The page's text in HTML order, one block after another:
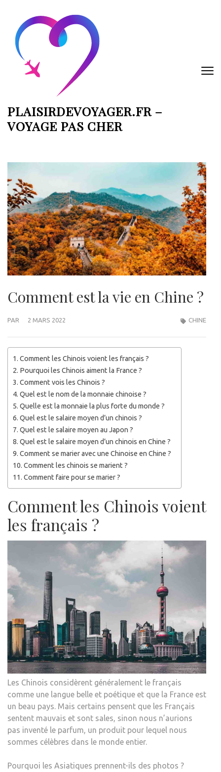
contenu
(Pressez
Entrée)
PLAISIRDEVOYAGER.FR –
VOYAGE PAS CHER
Comment est la vie en Chine ?
PAR 2 MARS 2022 CHINE
Comment les Chinois voient les français ?
Pourquoi les Chinois aiment la France ?
Comment vois les Chinois ?
Quel est le nom de la monnaie chinoise ?
Quelle est la monnaie la plus forte du monde ?
Quel est le salaire moyen d’un chinois ?
Quel est le salaire moyen au Japon ?
Quel est le salaire moyen d’un chinois en Chine ?
Comment se marier avec une Chinoise en Chine ?
Comment les chinois se marient ?
Comment faire pour se marier ?
Comment les Chinois voient
les français ?
Les Chinois considèrent généralement le français
comme une langue belle et poétique et que la France est
un beau pays. Mais certains pensent que les Français
sentent mauvais et sont sales, sinon nous n’aurions
pas inventé le parfum, un produit pour lequel nous
sommes célèbres dans le monde entier.
Pourquoi les Asiatiques prennent-ils des photos ?